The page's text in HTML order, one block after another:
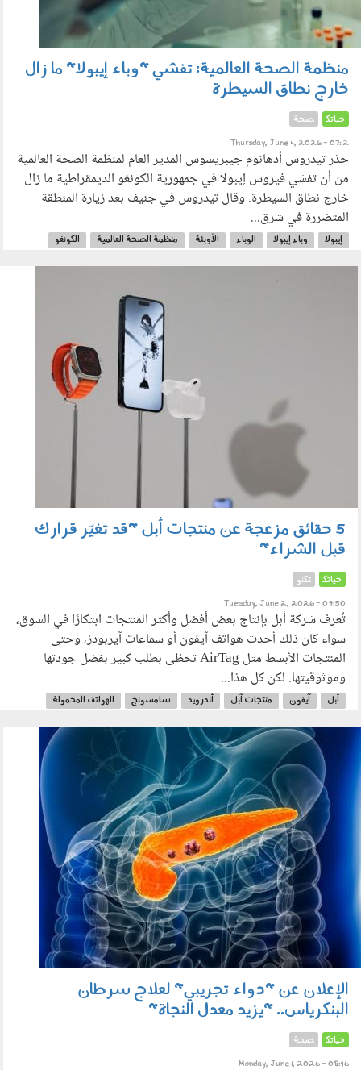
منظمة الصحة العالمية: تفشي "وباء إيبولا" ما زال
خارج نطاق السيطرة
حياتك صحة
Thursday, June 4, 2026 - 07:12
حذر تيدروس أدهانوم جيبريسوس المدير العام لمنظمة الصحة العالمية
من أن تفشي فيروس إيبولا في جمهورية الكونغو الديمقراطية ما زال
خارج نطاق السيطرة. وقال تيدروس في جنيف بعد زيارة المنطقة
المتضررة في شرق...
إيبولا وباء إيبولا الوباء الأوبئة منظمة الصحة العالمية
الكونغو
5 حقائق مزعجة عن منتجات أبل "قد تغيّر قرارك
قبل الشراء"
حياتك تكنو
Tuesday, June 2, 2026 - 09:50
تُعرف شركة أبل بإنتاج بعض أفضل وأكثر المنتجات ابتكارًا في السوق،
سواء كان ذلك أحدث هواتف آيفون أو سماعات آيربودز، وحتى
المنتجات الأبسط مثل AirTag تحظى بطلب كبير بفضل جودتها
وموثوقيتها. لكن كل هذا...
أبل آيفون منتجات آبل أندرويد سامسونج
الهواتف المحمولة
010601.jpg
الإعلان عن "دواء تجريبي" لعلاج سرطان
البنكرياس.. "يزيد معدل النجاة"
حياتك صحة
Monday, June 1, 2026 - 08:46